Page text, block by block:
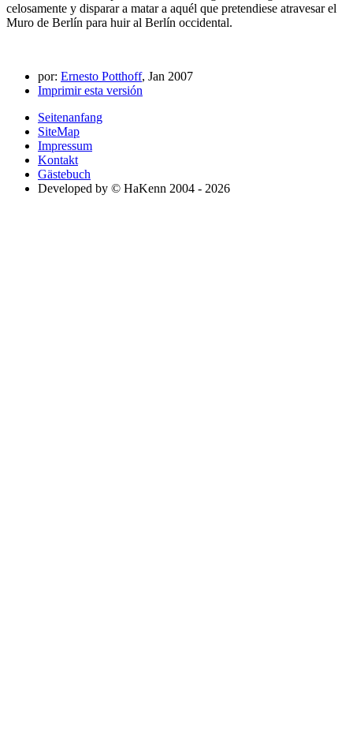
celosamente y disparar a matar a aquél que pretendiese atravesar el
Muro de Berlín para huir al Berlín occidental.
por: Ernesto Potthoff, Jan 2007
Imprimir esta versión
Seitenanfang
SiteMap
Impressum
Kontakt
Gästebuch
Developed by © HaKenn 2004 - 2026